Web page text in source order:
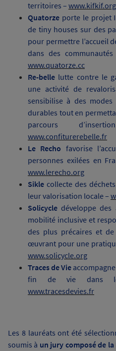
territoires – www.kifkif.org
Quatorze porte le projet
de tiny houses sur des
pour permettre l’accueil
dans des
www.quatorze.cc
Re-belle lutte contre le
une activité de
sensibilise à des
durables tout en
parcours
www.confiturerebelle.fr
Le Recho favorise
personnes exilées en
www.lerecho.org
Sikle collecte des
leur valorisation locale–
Solicycledéveloppe des
mobilité inclusive et
des plus précaires et
œuvrant pour une
www.solicycle.org
Traces de Vie
fin de vie dans
www.tracesdevies.fr
Les 8 lauréats ont été
soumis à un jury composé de